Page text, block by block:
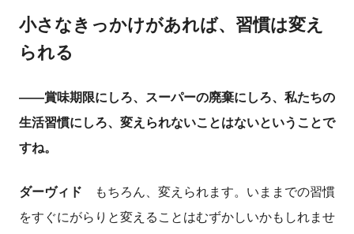
小さなきっかけがあれば、習慣は変え
られる
――賞味期限にしろ、スーパーの廃棄にしろ、私たちの
生活習慣にしろ、変えられないことはないということで
すね。
ダーヴィド もちろん、変えられます。いままでの習慣
をすぐにがらりと変えることはむずかしいかもしれませ